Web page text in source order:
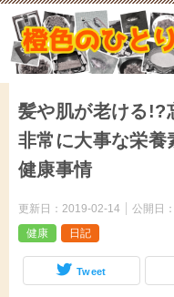
ひとり暮らしをしながら、
となどをアップしていきま
髪や肌が老ける!?
非常に大事な栄養
健康事情
更新日： 2019-02-14 公開日：
健康
日記
Tweet